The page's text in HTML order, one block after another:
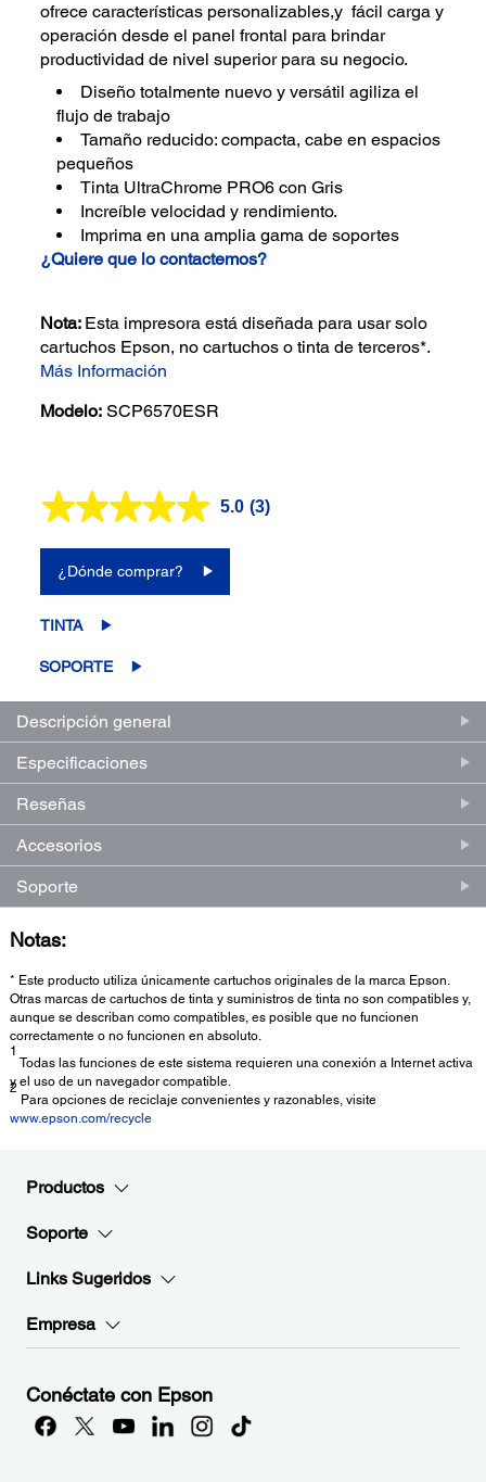
ofrece características personalizables,y fácil carga y
operación desde el panel frontal para brindar
productividad de nivel superior para su negocio.
Diseño totalmente nuevo y versátil agiliza el
flujo de trabajo
Tamaño reducido: compacta, cabe en espacios
pequeños
Tinta UltraChrome PRO6 con Gris
Increíble velocidad y rendimiento.
Imprima en una amplia gama de soportes
¿Quiere que lo contactemos?
Nota: Esta impresora está diseñada para usar solo
cartuchos Epson, no cartuchos o tinta de terceros*.
Más Información
Modelo: SCP6570ESR
5.0 Lea
(3)
¿Dónde comprar?
TINTA
SOPORTE
Descripción general
Especificaciones
Reseñas
Accesorios
Soporte
Notas:
* Este producto utiliza únicamente cartuchos originales de la marca Epson.
Otras marcas de cartuchos de tinta y suministros de tinta no son compatibles y,
aunque se describan como compatibles, es posible que no funcionen
correctamente o no funcionen en absoluto.
1
Todas las funciones de este sistema requieren una conexión a Internet activa
y el uso de un navegador compatible.
2
Para opciones de reciclaje convenientes y razonables, visite
www.epson.com/recycle
Productos
Soporte
Links Sugeridos
Empresa
Conéctate con Epson